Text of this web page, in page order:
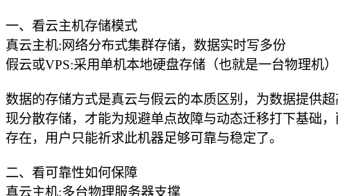
一、看云主机存储模式
真云主机:网络分布式集群存储，数据实时写多份
假云或VPS:采用单机本地硬盘存储（也就是一台物理机
数据的存储方式是真云与假云的本质区别，为数据提供
现分散存储，才能为规避单点故障与动态迁移打下基础
存在，用户只能祈求此机器足够可靠与稳定了。
二、看可靠性如何保障
真云主机:多台物理服务器支撑